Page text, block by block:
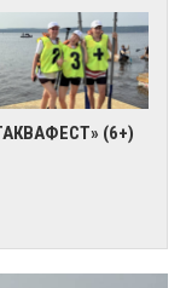
(6+)